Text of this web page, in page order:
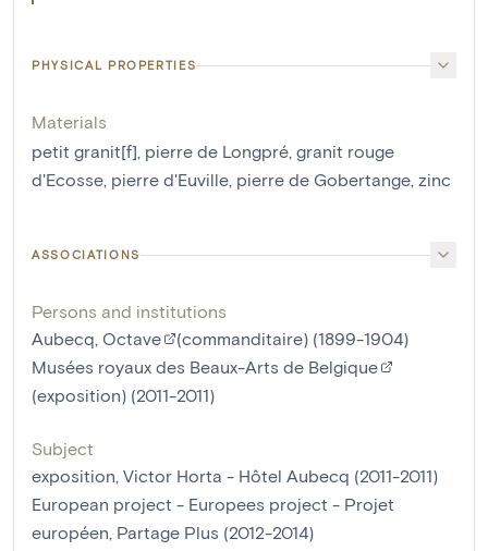
PHYSICAL PROPERTIES
Materials
petit granit[f], pierre de Longpré, granit rouge
d'Ecosse, pierre d'Euville, pierre de Gobertange, zinc
ASSOCIATIONS
Persons and institutions
Aubecq, Octave
(commanditaire) (1899-1904)
Musées royaux des Beaux-Arts de Belgique
(exposition) (2011-2011)
Subject
exposition, Victor Horta - Hôtel Aubecq (2011-2011)
European project - Europees project - Projet
européen, Partage Plus (2012-2014)